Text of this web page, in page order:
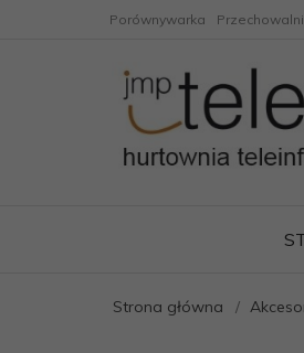
Porównywarka
Strona główna